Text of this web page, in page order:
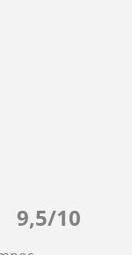
9,5/10